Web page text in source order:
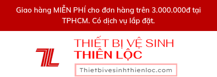
Giao hàng MIỄN PHÍ cho đơn hàng trên 3.000.000đ tại
TPHCM. Có dịch vụ lắp đặt.
0909445903